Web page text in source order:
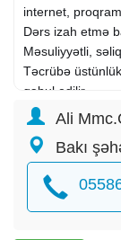
internet,
Dərs izah etmə
Məsuliyyətli,
Təcrübə
qəbul edilir
İş barədə:
Fərdi və qrup
Kurs
aparılması
Şagirdlərlə
Rahat iş mühiti
Ali
Bakı